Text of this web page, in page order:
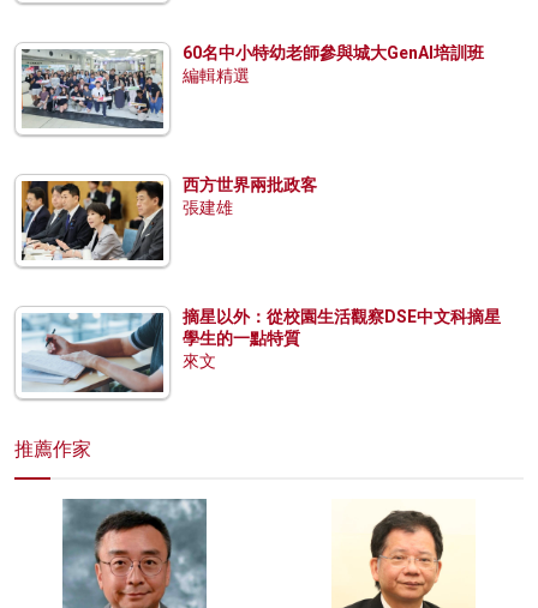
60名中小特幼老師參與城大GenAI培訓班
編輯精選
西方世界兩批政客
張建雄
摘星以外：從校園生活觀察DSE中文科摘星
學生的一點特質
來文
推薦作家